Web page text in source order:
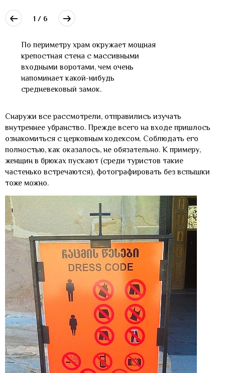
1 / 6
По периметру храм окружает мощная
крепостная стена с массивными
входными воротами, чем очень
напоминает какой-нибудь
средневековый замок.
Снаружи все рассмотрели, отправились изучать
внутреннее убранство. Прежде всего на входе пришлось
ознакомиться с церковным кодексом. Соблюдать его
полностью, как оказалось, не обязательно. К примеру,
женщин в брюках пускают (среди туристов такие
частенько встречаются), фотографировать без вспышки
тоже можно.